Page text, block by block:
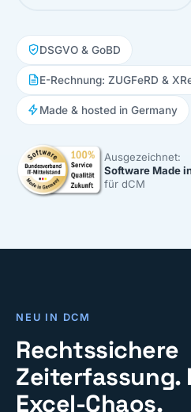
DSGVO & GoBD
E-Rechnung: ZUGFeRD &
Made & hosted in Germany
Ausgezeichnet:
Software Made
für dCM
NEU IN DCM
Rechtssichere
Zeiterfassung.
Excel-Chaos.